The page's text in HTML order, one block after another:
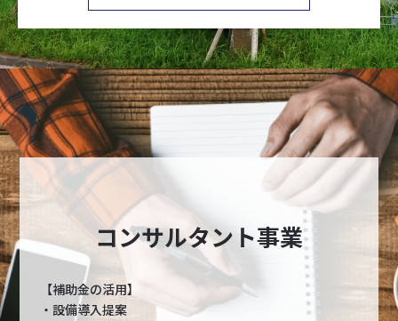
コンサルタント事業
【補助金の活用】
・設備導入提案